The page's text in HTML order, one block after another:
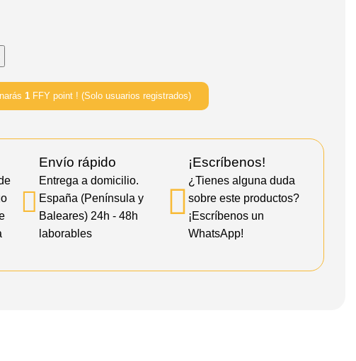
1 FFY point ! (Solo usuarios registrados)
Envío rápido
Entrega a domicilio.
España (Península y
Baleares) 24h - 48h
laborables
¡Escríbenos!
¿Tienes alguna duda
sobre este productos?
¡Escríbenos un
WhatsApp!